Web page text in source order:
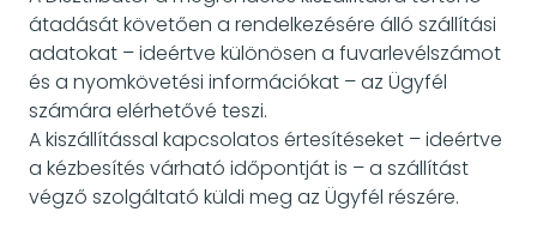
átadását követően a rendelkezésére álló szállítási
adatokat – ideértve különösen a fuvarlevélszámot
és a nyomkövetési információkat – az Ügyfél
számára elérhetővé teszi.
A kiszállítással kapcsolatos értesítéseket – ideértve
a kézbesítés várható időpontját is – a szállítást
végző szolgáltató küldi meg az Ügyfél részére.